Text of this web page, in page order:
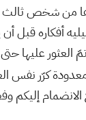
من شخص ثالث
أفكاره قبل
تمّ العثور عليها
كرّر نفس
إليكم